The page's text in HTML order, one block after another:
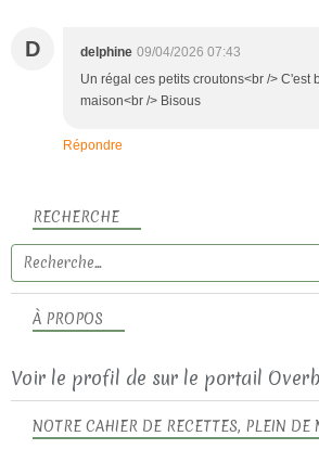
D delphine 09/04/2026 07:43
Un régal ces petits croutons<br /> C'est
maison<br /> Bisous
Répondre
RECHERCHE
NOTRE CAHIER DE RECETTES, PLEIN DE
À PROPOS
Voir le profil de sur le portail